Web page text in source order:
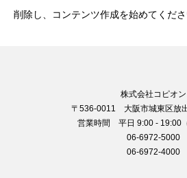
削除し、コンテンツ作成を始めてくださ
株式会社コピオン
〒536-0011 大阪市城東区放
営業時間 平日 9:00 - 19:00
06-6972-5000
06-6972-4000